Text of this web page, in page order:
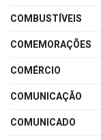
COMBUSTÍVEIS
COMEMORAÇÕES
COMÉRCIO
COMUNICAÇÃO
COMUNICADO